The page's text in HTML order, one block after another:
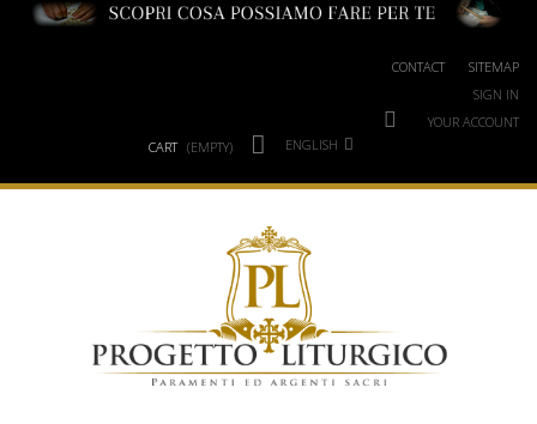
CONTACT
SITEMAP
SIGN IN
YOUR ACCOUNT
ENGLISH
CART (EMPTY)